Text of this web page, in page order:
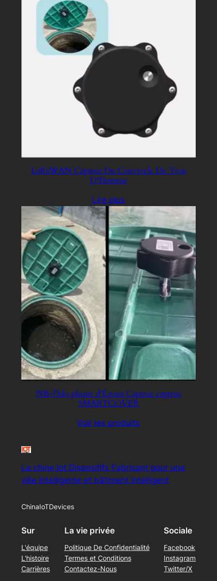
LoRaWAN Capteur Du Couvercle De Trou
D'Homme
Lire plus
NB-l'Ido plaque d'Égout Capteur capteur
SMARTCOVER
Voir les produits
La chine Iot Dispositifs Fabricant pour une
ville Intelligente et bâtiment Intelligent
ChinaIoTDevices
Sur
L'équipe
L'histoire
Carrières
La vie privée
Politique De Confidentialité
Termes et Conditions
Contactez-Nous
Sociale
Facebook
Instagram
Twitter/X